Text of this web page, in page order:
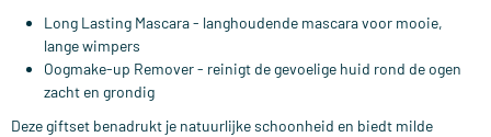
Long Lasting Mascara - langhoudende mascara voor mooie,
lange wimpers
Oogmake-up Remover - reinigt de gevoelige huid rond de ogen
zacht en grondig
Deze giftset benadrukt je natuurlijke schoonheid en biedt milde